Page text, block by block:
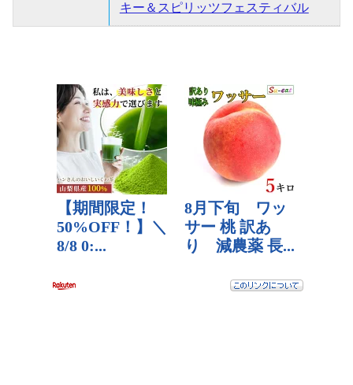
キー＆スピリッツフェスティバル